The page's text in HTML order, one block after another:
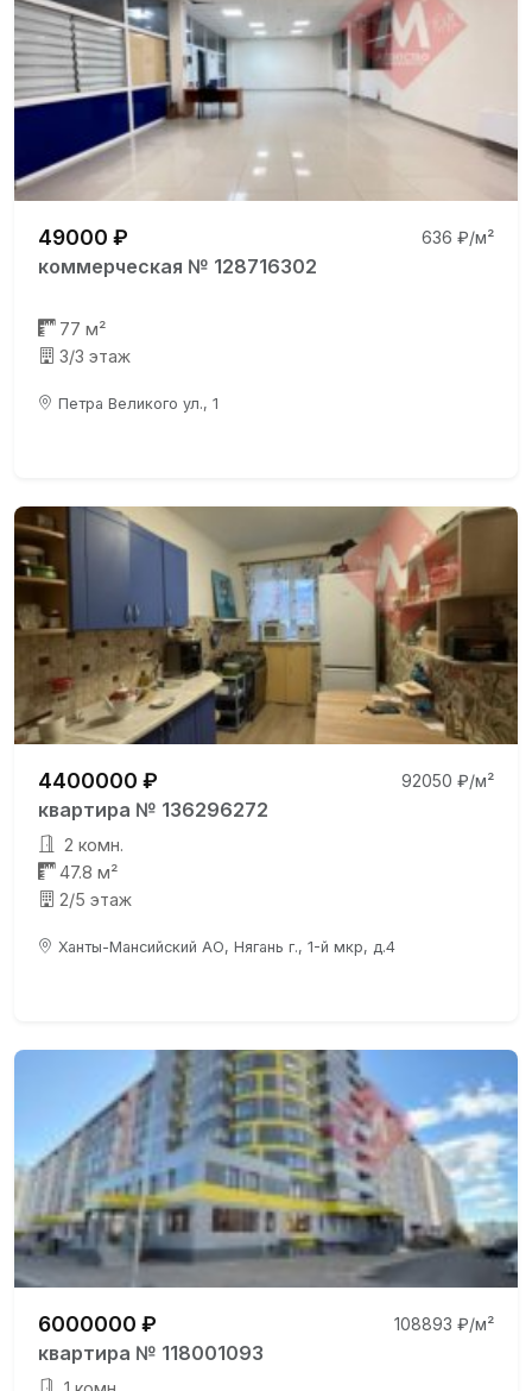
49000 ₽ 636 ₽/м²
коммерческая № 128716302
77 м²
3/3 этаж
Петра Великого ул., 1
4400000 ₽ 92050 ₽/м²
квартира № 136296272
2 комн.
47.8 м²
2/5 этаж
Ханты-Мансийский АО, Нягань г., 1-й мкр, д.4
6000000 ₽ 108893 ₽/м²
квартира № 118001093